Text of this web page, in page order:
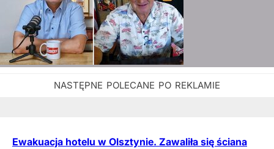
Ewakuacja hotelu w Olsztynie. Zawaliła się ściana